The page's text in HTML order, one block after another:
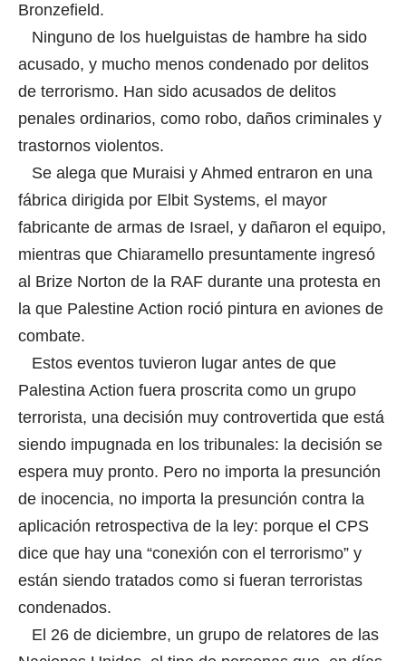
Bronzefield.
Ninguno de los huelguistas de hambre ha sido
acusado, y mucho menos condenado por delitos
de terrorismo. Han sido acusados de delitos
penales ordinarios, como robo, daños criminales y
trastornos violentos.
Se alega que Muraisi y Ahmed entraron en una
fábrica dirigida por Elbit Systems, el mayor
fabricante de armas de Israel, y dañaron el equipo,
mientras que Chiaramello presuntamente ingresó
al Brize Norton de la RAF durante una protesta en
la que Palestine Action roció pintura en aviones de
combate.
Estos eventos tuvieron lugar antes de que
Palestina Action fuera proscrita como un grupo
terrorista, una decisión muy controvertida que está
siendo impugnada en los tribunales: la decisión se
espera muy pronto. Pero no importa la presunción
de inocencia, no importa la presunción contra la
aplicación retrospectiva de la ley: porque el CPS
dice que hay una “conexión con el terrorismo” y
están siendo tratados como si fueran terroristas
condenados.
El 26 de diciembre, un grupo de relatores de las